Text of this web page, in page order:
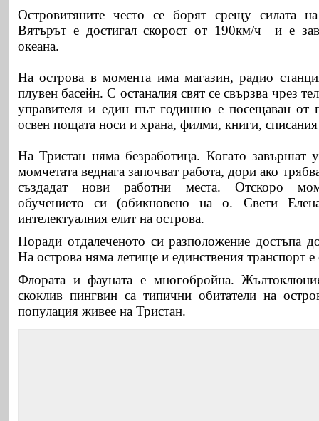
Островитяните често се борят срещу силата на
Вятърът е достигал скорост от 190км/ч и е
океана.
На острова в момента има магазин, радио
плувен басейн. С останалия свят се свързва чрез
управителя и един път годишно е посещаван от
освен пощата носи и храна, филми, книги, списания
На Тристан няма безработица. Когато завършат
момчетата веднага започват работа, дори ако
създадат нови работни места. Отскоро
обучението си (обикновено на о. Свети
интелектуалния елит на острова.
Поради отдалеченото си разположение достъпа
На острова няма летище и единствения транспорт
Флората и фауната е многобройна.
скоклив пингвин са типични обитатели на
популация живее на Тристан.